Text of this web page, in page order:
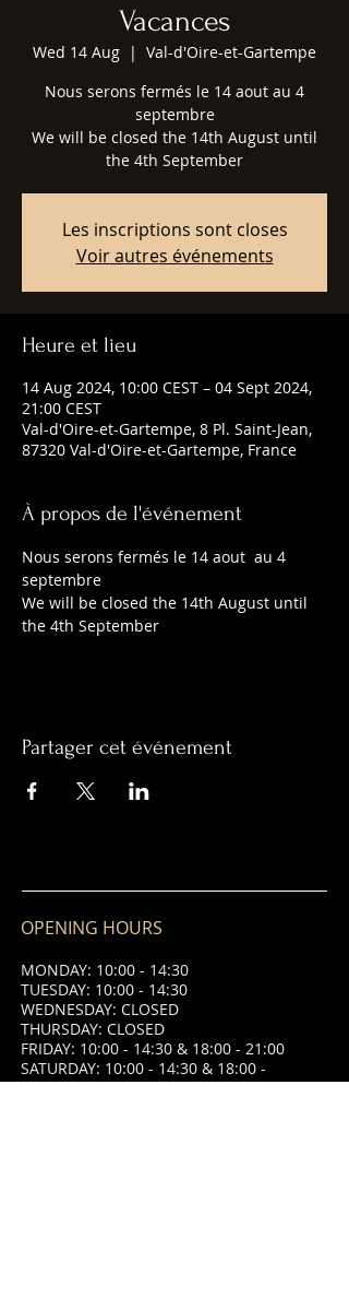
Vacances
Wed 14 Aug
  |
Val-d'Oire-et-Gartempe
Nous serons fermés le 14 aout au 4
septembre
We will be closed the 14th August until
the 4th September
Les inscriptions sont closes
Voir autres événements
Heure et lieu
14 Aug 2024, 10:00 CEST – 04 Sept 2024,
21:00 CEST
Val-d'Oire-et-Gartempe, 8 Pl. Saint-Jean,
87320 Val-d'Oire-et-Gartempe, France
À propos de l'événement
Nous serons fermés le 14 aout  au 4
septembre
We will be closed the 14th August until
the 4th September
Partager cet événement
OPENING HOURS
MONDAY: 10:00 - 14:30
TUESDAY: 10:00 - 14:30
WEDNESDAY: CLOSED
THURSDAY: CLOSED
FRIDAY: 10:00 - 14:30 & 18:00 - 21:00
SATURDAY: 10:00 - 14:30 & 18:00 -
21:00